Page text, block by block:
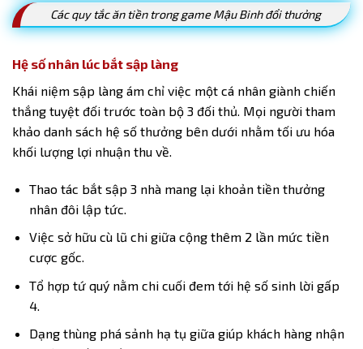
Các quy tắc ăn tiền trong game Mậu Binh đổi thưởng
Hệ số nhân lúc bắt sập làng
Khái niệm sập làng ám chỉ việc một cá nhân giành chiến
thắng tuyệt đối trước toàn bộ 3 đối thủ. Mọi người tham
khảo danh sách hệ số thưởng bên dưới nhằm tối ưu hóa
khối lượng lợi nhuận thu về.
Thao tác bắt sập 3 nhà mang lại khoản tiền thưởng
nhân đôi lập tức.
Việc sở hữu cù lũ chi giữa cộng thêm 2 lần mức tiền
cược gốc.
Tổ hợp tứ quý nằm chi cuối đem tới hệ số sinh lời gấp
4.
Dạng thùng phá sảnh hạ tụ giữa giúp khách hàng nhận